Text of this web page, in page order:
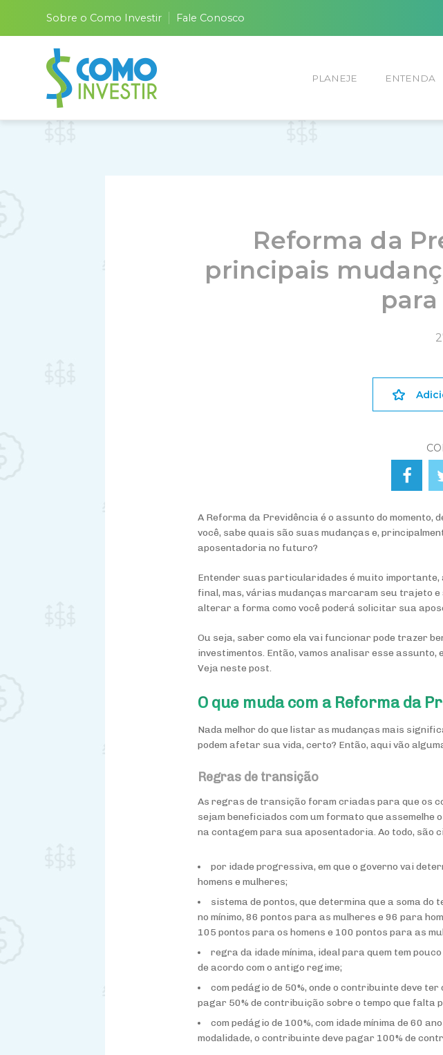
Sobre o Como Investir Fale Conosco
PLANEJE ENTENDA
Reforma da
principais
A Reforma da Previdência é o assunto do
você, sabe quais são suas mudanças e,
aposentadoria no futuro?
Entender suas particularidades é muito
final, mas, várias mudanças marcaram seu trajeto
alterar a forma como você poderá solicitar sua
Ou seja, saber como ela vai funcionar pode trazer
investimentos. Então, vamos analisar esse
Veja neste post.
O que muda com a Reforma da
Nada melhor do que listar as mudanças mais
podem afetar sua vida, certo? Então, aqui vão
Regras de transição
As regras de transição foram criadas para que os
sejam beneficiados com um formato que
na contagem para sua aposentadoria. Ao todo, são
por idade progressiva, em que o governo vai
homens e mulheres;
sistema de pontos, que determina que a soma do
no mínimo, 86 pontos para as mulheres e 96 para
105 pontos para os homens e 100 pontos para as
regra da idade mínima, ideal para quem tem
de acordo com o antigo regime;
com pedágio de 50%, onde o contribuinte deve
pagar 50% de contribuição sobre o tempo que falta
com pedágio de 100%, com idade mínima de 60
modalidade, o contribuinte deve pagar 100% de